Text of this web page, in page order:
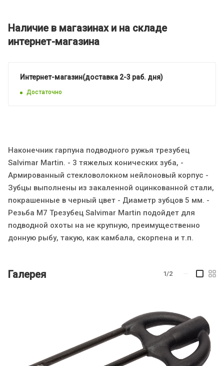
Наличие в магазинах и на складе
интернет-магазина
Интернет-магазин(доставка 2-3 раб. дня)
Достаточно
Наконечник гарпуна подводного ружья трезубец
Salvimar Martin. - 3 тяжелых конических зуба, -
Армированный стекловолокном нейлоновый корпус -
Зубцы выполнены из закаленной оцинкованной стали,
покрашенные в черный цвет - Диаметр зубцов 5 мм. -
Резьба М7 Трезубец Salvimar Martin подойдет для
подводной охоты на не крупную, преимущественно
донную рыбу, такую, как камбала, скорпена и т.п.
Галерея 1/2